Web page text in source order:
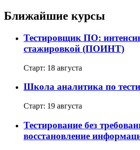
Ближайшие курсы
Тестировщик ПО:
стажировкой (ПОИНТ)
Старт: 18 августа
Школа аналитика по
Старт: 19 августа
Тестирование без
восстановление